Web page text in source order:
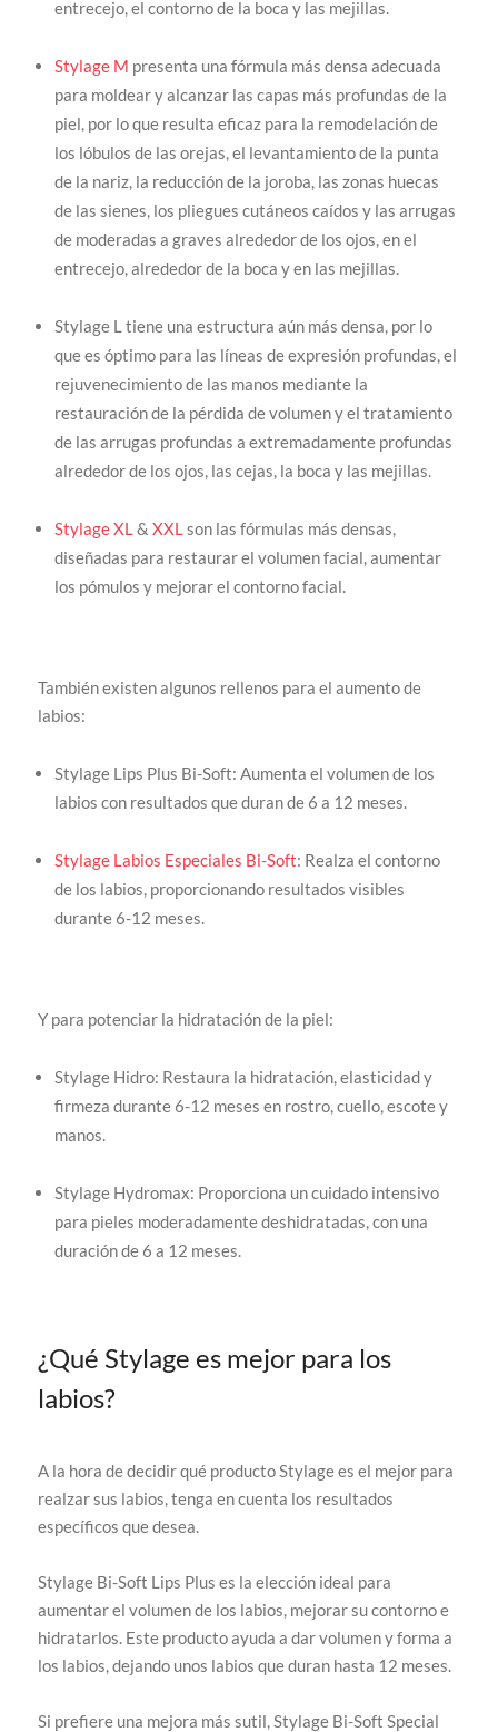
entrecejo, el contorno de la boca y las mejillas.
Stylage M presenta una fórmula más densa adecuada
para moldear y alcanzar las capas más profundas de la
piel, por lo que resulta eficaz para la remodelación de
los lóbulos de las orejas, el levantamiento de la punta
de la nariz, la reducción de la joroba, las zonas huecas
de las sienes, los pliegues cutáneos caídos y las arrugas
de moderadas a graves alrededor de los ojos, en el
entrecejo, alrededor de la boca y en las mejillas.
Stylage L tiene una estructura aún más densa, por lo
que es óptimo para las líneas de expresión profundas, el
rejuvenecimiento de las manos mediante la
restauración de la pérdida de volumen y el tratamiento
de las arrugas profundas a extremadamente profundas
alrededor de los ojos, las cejas, la boca y las mejillas.
Stylage XL & XXL son las fórmulas más densas,
diseñadas para restaurar el volumen facial, aumentar
los pómulos y mejorar el contorno facial.
También existen algunos rellenos para el aumento de
labios:
Stylage Lips Plus Bi-Soft: Aumenta el volumen de los
labios con resultados que duran de 6 a 12 meses.
Stylage Labios Especiales Bi-Soft: Realza el contorno
de los labios, proporcionando resultados visibles
durante 6-12 meses.
Y para potenciar la hidratación de la piel:
Stylage Hidro: Restaura la hidratación, elasticidad y
firmeza durante 6-12 meses en rostro, cuello, escote y
manos.
Stylage Hydromax: Proporciona un cuidado intensivo
para pieles moderadamente deshidratadas, con una
duración de 6 a 12 meses.
¿Qué Stylage es mejor para los
labios?
A la hora de decidir qué producto Stylage es el mejor para
realzar sus labios, tenga en cuenta los resultados
específicos que desea.
Stylage Bi-Soft Lips Plus es la elección ideal para
aumentar el volumen de los labios, mejorar su contorno e
hidratarlos. Este producto ayuda a dar volumen y forma a
los labios, dejando unos labios que duran hasta 12 meses.
Si prefiere una mejora más sutil, Stylage Bi-Soft Special